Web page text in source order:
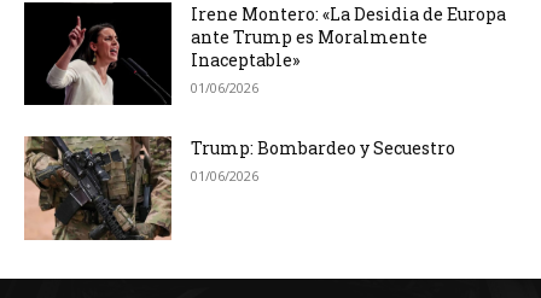
Irene Montero: «La Desidia de Europa
ante Trump es Moralmente
Inaceptable»
01/06/2026
Trump: Bombardeo y Secuestro
01/06/2026